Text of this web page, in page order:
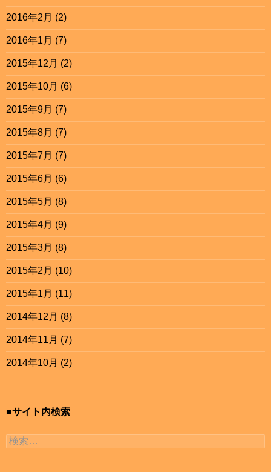
2016年2月 (2)
2016年1月 (7)
2015年12月 (2)
2015年10月 (6)
2015年9月 (7)
2015年8月 (7)
2015年7月 (7)
2015年6月 (6)
2015年5月 (8)
2015年4月 (9)
2015年3月 (8)
2015年2月 (10)
2015年1月 (11)
2014年12月 (8)
2014年11月 (7)
2014年10月 (2)
■サイト内検索
検索: